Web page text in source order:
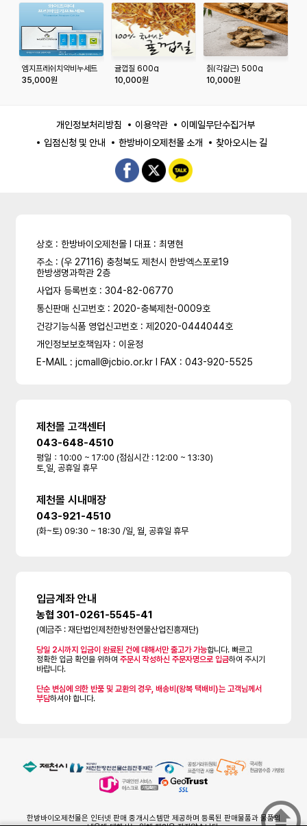
엠지프레쉬치약비누세트
35,000원
귤껍질 600g
10,000원
칡(각갈근) 500g
10,000원
개인정보처리방침 이용약관
이메일무단수집거부
입점신청 및 안내
한방바이오제천몰 소개 찾아오시는 길
상호 : 한방바이오제천몰 l 대표 : 최명현
주소 : (우 27116) 충청북도 제천시 한방엑스포로19
한방생명과학관 2층
사업자 등록번호 : 304-82-06770
통신판매 신고번호 : 2020-충북제천-0009호
건강기능식품 영업신고번호 : 제2020-0444044호
개인정보보호책임자 : 이윤정
E-MAIL : jcmall@jcbio.or.kr l FAX : 043-920-5525
제천몰 고객센터
043-648-4510
평일：10:00 ~ 17:00 (점심시간 : 12:00 ~ 13:30)
토,일, 공휴일 휴무
제천몰 시내매장
043-921-4510
(화~토) 09:30 ~ 18:30 /일, 월, 공휴일 휴무
입금계좌 안내
농협 301-0261-5545-41
(예금주 : 재단법인제천한방천연물산업진흥재단)
당일 2시까지 입금이 완료된 건에 대해서만 출고가 가능합니다. 빠르고
정확한 입금 확인을 위하여주문시 작성하신 주문자명으로 입금하여 주시기
바랍니다.
단순 변심에 의한 반품 및 교환의 경우, 배송비(왕복 택배비)는 고객님께서
부담하셔야 합니다.
한방바이오제천몰은 인터넷 판매 중개시스템만 제공하며 등록된 판매물품과 물품의